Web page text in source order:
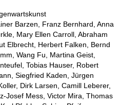
Barzen, Franz Bernhard, Anna
Mary Ellen Carroll, Abraham
Elbrecht, Herbert Falken, Bernd
Wang Fu, Martina Geist,
Tobias Hauser, Robert
Siegfried Kaden, Jürgen
Dirk Larsen, Camill Leberer,
Josef Mess, Victor Mira, Thomas